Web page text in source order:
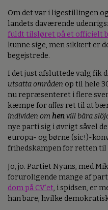
Om det var i ligestillingen
landets daværende
fuldt tilsløret på et officielt
kunne sige, men sikkert er
begejstrede.
I det just afsluttede valg fik
utsatta områden op til hele
nu repræsenteret i flere
kæmpe forallesret til at
individen om henvill bära
nye parti sig i øvrigt såvel
europa- og børne (sic!)-
frihedskampen for retten til
Jo, jo. Partiet Nyans, med
foruroligende mange af
dom på CV’et, i spidsen, er
han bare, hvilke